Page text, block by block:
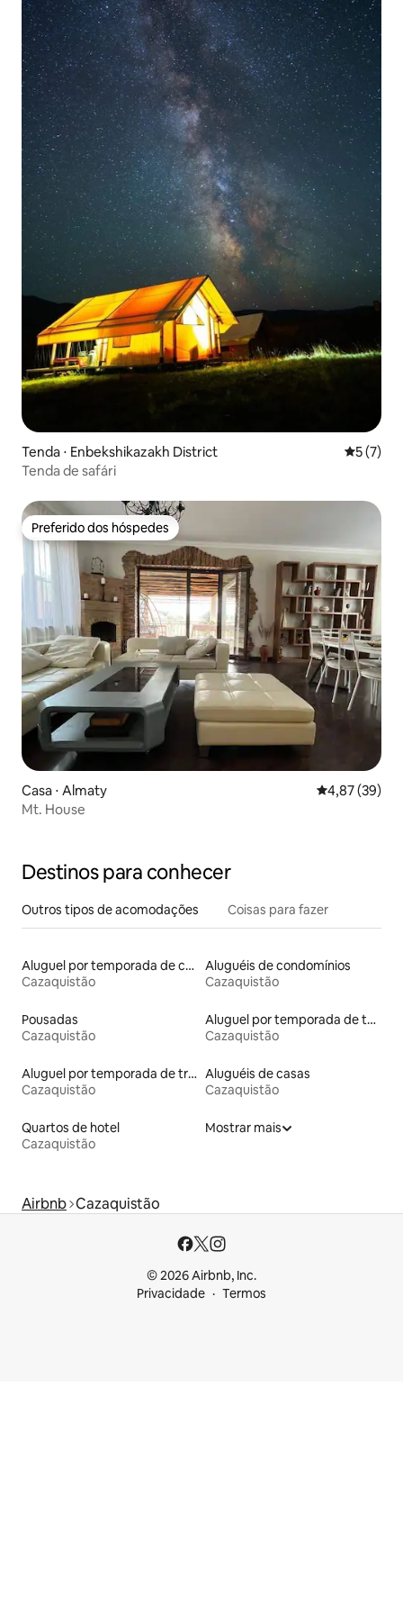
Tenda ⋅ Enbekshikazakh District 5 de
5 (7)
Tenda de safári
Preferido dos hóspedes
Preferido dos hóspedes
Casa ⋅ Almaty 4,87 de uma
4,87 (39)
Mt. House
Destinos para conhecer
Outros tipos de acomodações Coisas para fazer
Aluguel por temporada de casas de hóspedes
Cazaquistão
Aluguéis de condomínios
Cazaquistão
Pousadas
Cazaquistão
Aluguel por temporada de townhouses
Cazaquistão
Aluguel por temporada de trailers
Cazaquistão
Aluguéis de casas
Cazaquistão
Quartos de hotel
Cazaquistão
Mostrar mais
Airbnb Cazaquistão
© 2026 Airbnb, Inc.
Privacidade
Termos